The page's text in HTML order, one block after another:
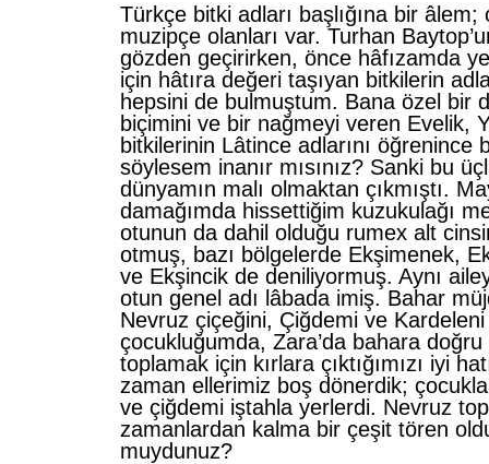
Türkçe bitki adları başlığına bir
muzipçe olanları var. Turhan
gözden geçirirken, önce hâfızamda
için hâtıra değeri taşıyan bitkilerin
hepsini de bulmuştum. Bana özel bir
biçimini ve bir nağmeyi veren Evelik,
bitkilerinin Lâtince adlarını öğrenince
söylesem inanır mısınız? Sanki bu
dünyamın malı olmaktan çıkmıştı.
damağımda hissettiğim kuzukulağı
otunun da dahil olduğu rumex alt
otmuş, bazı bölgelerde Ekşimenek,
ve Ekşincik de deniliyormuş. Aynı
otun genel adı lâbada imiş. Bahar
Nevruz çiçeğini, Çiğdemi ve
çocukluğumda, Zara’da bahara
toplamak için kırlara çıktığımızı iyi
zaman ellerimiz boş dönerdik;
ve çiğdemi iştahla yerlerdi. Nevruz
zamanlardan kalma bir çeşit tören
muydunuz?